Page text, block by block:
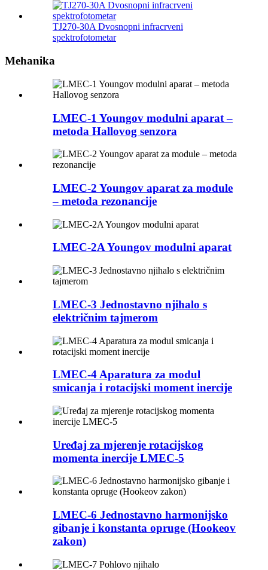
TJ270-30A Dvosnopni infracrveni
spektrofotometar
Mehanika
LMEC-1 Youngov modulni aparat –
metoda Hallovog senzora
LMEC-2 Youngov aparat za module
– metoda rezonancije
LMEC-2A Youngov modulni aparat
LMEC-3 Jednostavno njihalo s
električnim tajmerom
LMEC-4 Aparatura za modul
smicanja i rotacijski moment inercije
Uređaj za mjerenje rotacijskog
momenta inercije LMEC-5
LMEC-6 Jednostavno harmonijsko
gibanje i konstanta opruge (Hookeov
zakon)